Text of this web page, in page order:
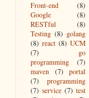
Front-end
(8)
Google
(8)
RESTful
(8)
Testing (8) golang
(8) react (8) UCM
(7)
go
programming
(7)
maven
(7)
portal
(7)
programming
(7) service (7) test